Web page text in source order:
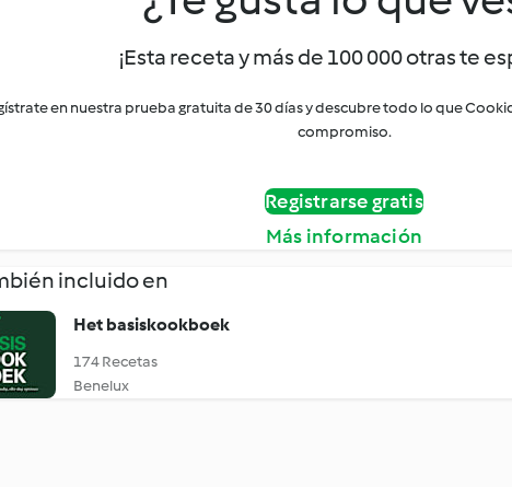
¡Esta receta y más de 100 000 otras te
en nuestra prueba gratuita de 30 días y descubre todo lo que
compromiso.
Registrarse gratis
Más información
incluido en
Het basiskookboek
174 Recetas
Benelux